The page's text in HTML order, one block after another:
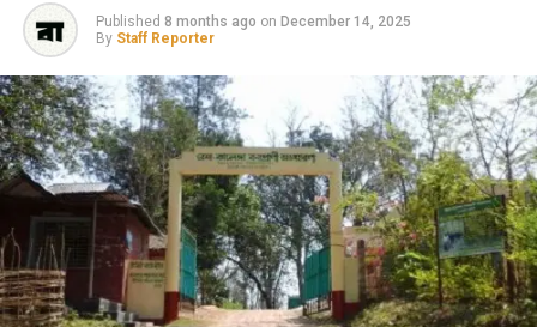
Published 8 months ago on December 14, 2025
By Staff Reporter